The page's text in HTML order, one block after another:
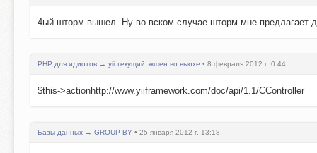
4ый шторм вышел. Ну во вском случае шторм мне предлагает
PHP для идиотов → yii текущий экшен во вьюхе • 8 февраля 2012 г. 0:44
$this->actionhttp://www.yiiframework.com/doc/api/1.1/CController
Базы данных → GROUP BY • 25 января 2012 г. 13:18